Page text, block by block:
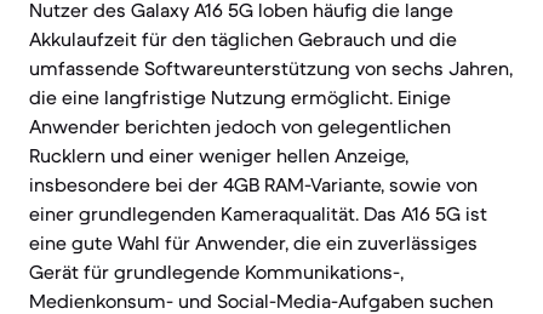
Nutzer des Galaxy A16 5G loben häufig die lange
Akkulaufzeit für den täglichen Gebrauch und die
umfassende Softwareunterstützung von sechs Jahren,
die eine langfristige Nutzung ermöglicht. Einige
Anwender berichten jedoch von gelegentlichen
Rucklern und einer weniger hellen Anzeige,
insbesondere bei der 4GB RAM-Variante, sowie von
einer grundlegenden Kameraqualität. Das A16 5G ist
eine gute Wahl für Anwender, die ein zuverlässiges
Gerät für grundlegende Kommunikations-,
Medienkonsum- und Social-Media-Aufgaben suchen